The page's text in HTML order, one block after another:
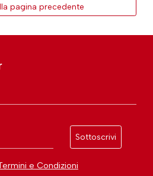
pagina precedente
Sottoscrivi
e Condizioni